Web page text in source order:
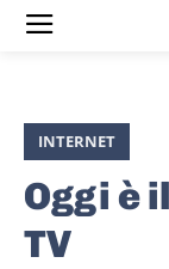
INTERNET
Oggi è
TV